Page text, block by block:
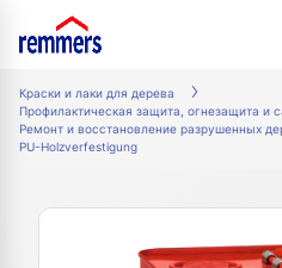
Краски и лаки для дерева
Профилактическая защита, огнезащита и
Ремонт и восстановление разрушенных
PU-Holzverfestigung